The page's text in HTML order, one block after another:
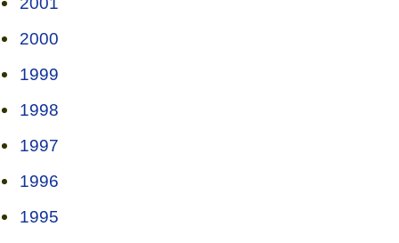
2000
1999
1998
1997
1996
1995